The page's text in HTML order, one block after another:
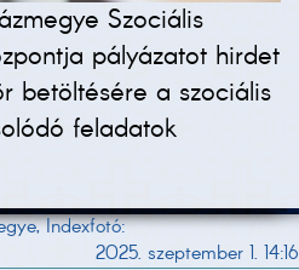
Szociális
pályázatot hirdet
betöltésére a szociális
feladatok
Indexfotó:
2025. szeptember 1. 14:16